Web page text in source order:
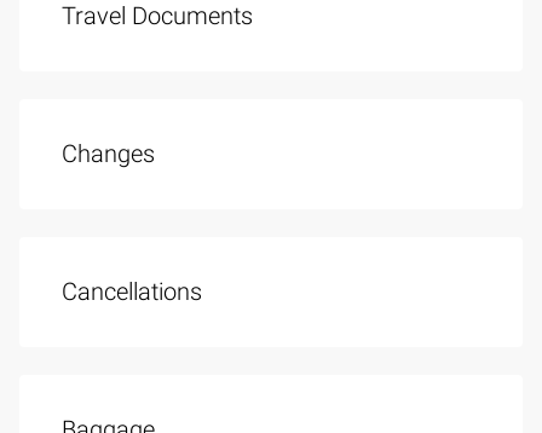
Travel Documents
Changes
Cancellations